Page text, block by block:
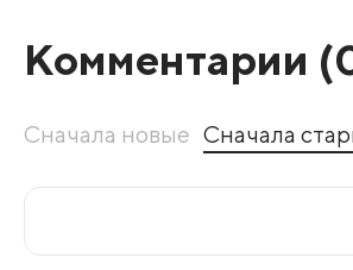
Комментарии (
Сначала новые Сначала